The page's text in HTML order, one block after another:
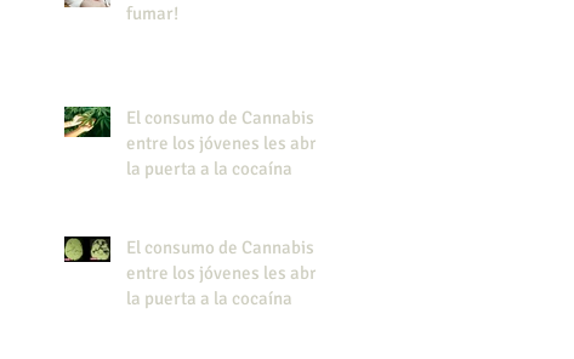
fumar!
El consumo de Cannabis
entre los jóvenes les abre
la puerta a la cocaína
El consumo de Cannabis
entre los jóvenes les abre
la puerta a la cocaína